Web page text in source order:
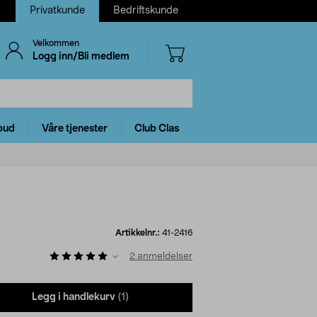
Privatkunde Bedriftskunde
Velkommen
Logg inn/Bli medlem
Våre tjenester Club Clas
Artikkelnr.: 41-2416
2 anmeldelser
Legg i handlekurv (1)